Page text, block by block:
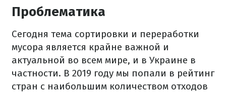
Проблематика
Сегодня тема сортировки и переработки
мусора является крайне важной и
актуальной во всем мире, и в Украине в
частности. В 2019 году мы попали в рейтинг
стран с наибольшим количеством отходов